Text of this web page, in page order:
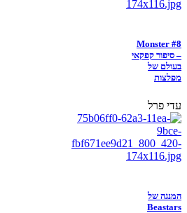
Monster #8
– סיפור קפקאי
בעולם של
מפלצות
עדי פרל
המנגה של
Beastars